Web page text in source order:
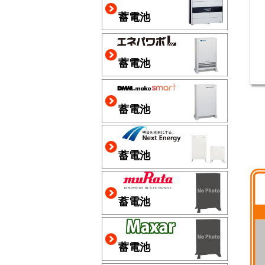
蓄電池
蓄電池
蓄電池
蓄電池
蓄電池
蓄電池